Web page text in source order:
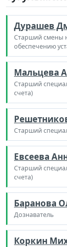
Дурашев
Старший смены
обеспечению
Мальцева
Старший
счета)
Старший
Евсеева
Старший
счета)
Баранова
Дознаватель
Коркин